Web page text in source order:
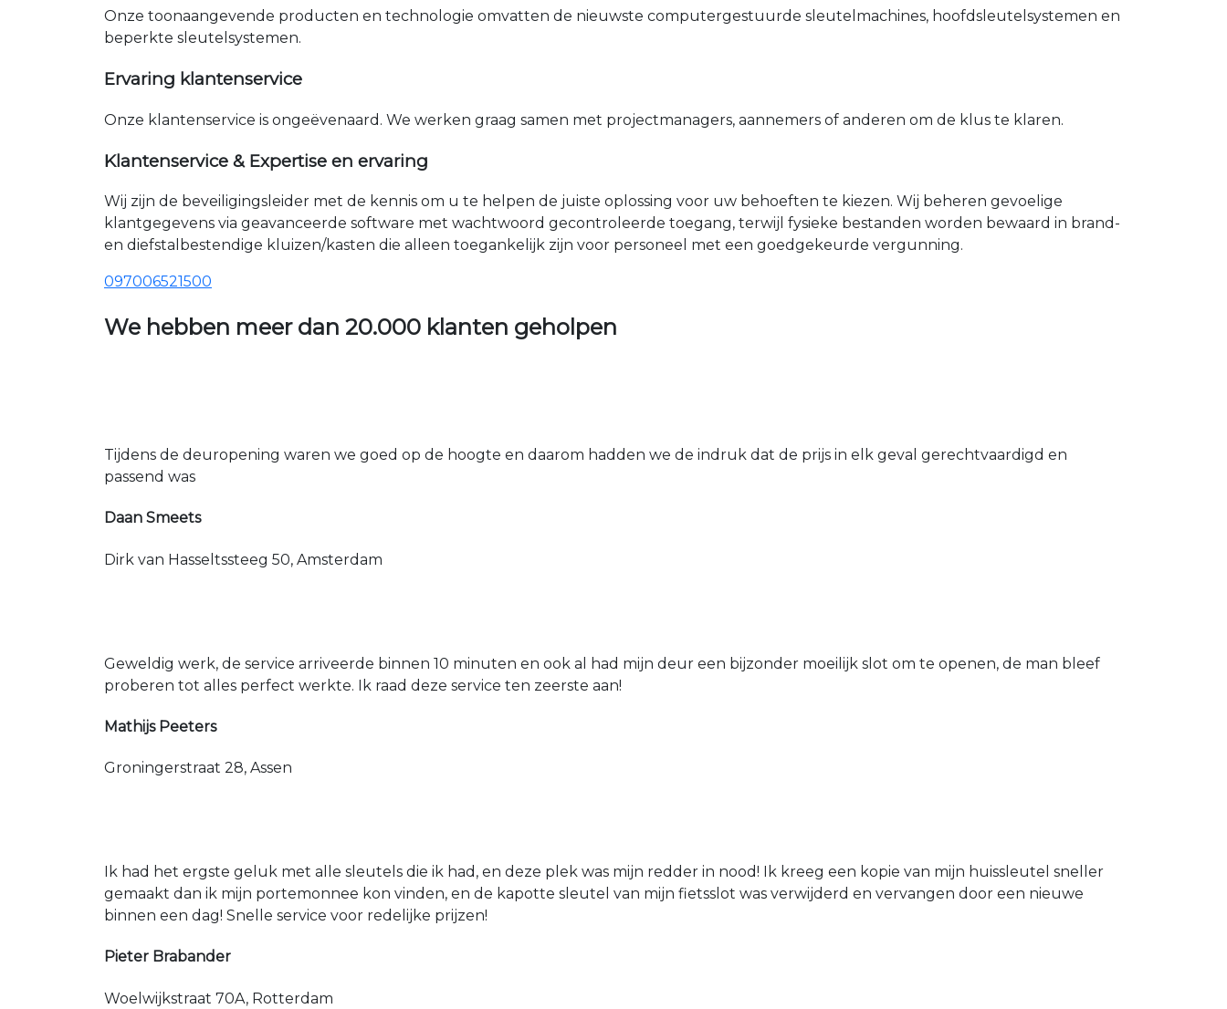
Onze toonaangevende producten en technologie omvatten de nieuwste computergestuurde sleutelmachines, hoofdsleutelsystemen en
beperkte sleutelsystemen.
Ervaring klantenservice
Onze klantenservice is ongeëvenaard. We werken graag samen met projectmanagers, aannemers of anderen om de klus te klaren.
Klantenservice & Expertise en ervaring
Wij zijn de beveiligingsleider met de kennis om u te helpen de juiste oplossing voor uw behoeften te kiezen. Wij beheren gevoelige
klantgegevens via geavanceerde software met wachtwoord gecontroleerde toegang, terwijl fysieke bestanden worden bewaard in brand-
en diefstalbestendige kluizen/kasten die alleen toegankelijk zijn voor personeel met een goedgekeurde vergunning.
097006521500
We hebben meer dan 20.000 klanten geholpen
Tijdens de deuropening waren we goed op de hoogte en daarom hadden we de indruk dat de prijs in elk geval gerechtvaardigd en
passend was
Daan Smeets
Dirk van Hasseltssteeg 50, Amsterdam
Geweldig werk, de service arriveerde binnen 10 minuten en ook al had mijn deur een bijzonder moeilijk slot om te openen, de man bleef
proberen tot alles perfect werkte. Ik raad deze service ten zeerste aan!
Mathijs Peeters
Groningerstraat 28, Assen
Ik had het ergste geluk met alle sleutels die ik had, en deze plek was mijn redder in nood! Ik kreeg een kopie van mijn huissleutel sneller
gemaakt dan ik mijn portemonnee kon vinden, en de kapotte sleutel van mijn fietsslot was verwijderd en vervangen door een nieuwe
binnen een dag! Snelle service voor redelijke prijzen!
Pieter Brabander
Woelwijkstraat 70A, Rotterdam